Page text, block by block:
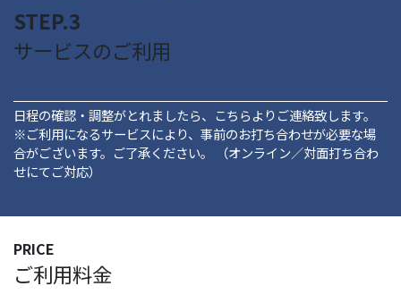
STEP.3
サービスのご利用
日程の確認・調整がとれましたら、こちらよりご連絡致します。
※ご利用になるサービスにより、事前のお打ち合わせが必要な場
合がございます。ご了承ください。 （オンライン／対面打ち合わ
せにてご対応）
PRICE
ご利用料金